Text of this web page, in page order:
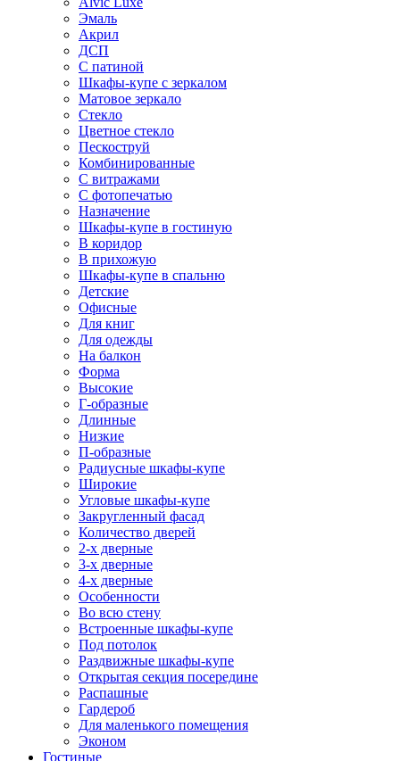
Эмаль
Акрил
ДСП
С патиной
Шкафы-купе с зеркалом
Матовое зеркало
Стекло
Цветное стекло
Пескоструй
Комбинированные
С витражами
С фотопечатью
Назначение
Шкафы-купе в гостиную
В коридор
В прихожую
Шкафы-купе в спальню
Детские
Офисные
Для книг
Для одежды
На балкон
Форма
Высокие
Г-образные
Длинные
Низкие
П-образные
Радиусные шкафы-купе
Широкие
Угловые шкафы-купе
Закругленный фасад
Количество дверей
2-х дверные
3-х дверные
4-х дверные
Особенности
Во всю стену
Встроенные шкафы-купе
Под потолок
Раздвижные шкафы-купе
Открытая секция посередине
Распашные
Гардероб
Для маленького помещения
Эконом
Гостиные